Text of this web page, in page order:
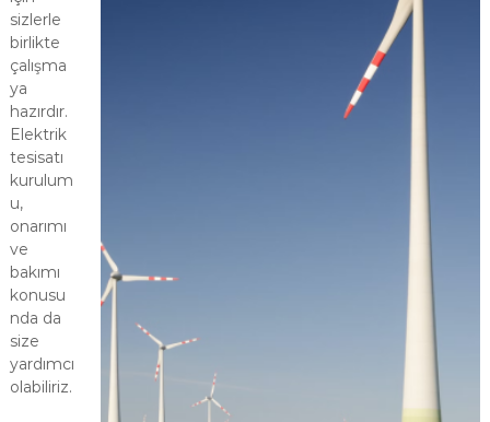
sizlerle
birlikte
çalışma
ya
hazırdır.
Elektrik
tesisatı
kurulum
u,
onarımı
ve
bakımı
konusu
nda da
size
yardımcı
olabiliriz.